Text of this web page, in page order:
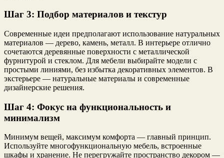
Шаг 3: Подбор материалов и текстур
Современные идеи предполагают использование натуральных
материалов — дерево, камень, металл. В интерьере отлично
сочетаются деревянные поверхности с металлической
фурнитурой и стеклом. Для мебели выбирайте модели с
простыми линиями, без избытка декоративных элементов. В
экстерьере — натуральные материалы и современные
дизайнерские решения.
Шаг 4: Фокус на функциональность и
минимализм
Минимум вещей, максимум комфорта — главный принцип.
Используйте многофункциональную мебель, встроенные
шкафы и хранение. Не перегружайте пространство декором —